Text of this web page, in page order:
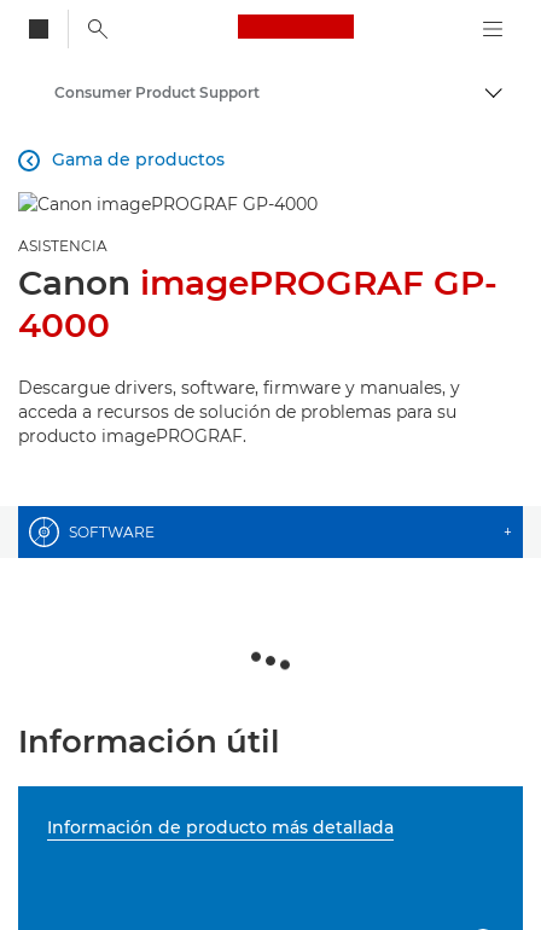
Canon Logo, back
Consumer Product Support
Gama de productos

ASISTENCIA
Canon imagePROGRAF GP-
4000
Descargue drivers, software, firmware y manuales, y
acceda a recursos de solución de problemas para su
producto imagePROGRAF.
SOFTWARE +
Información útil
Información de producto más detallada